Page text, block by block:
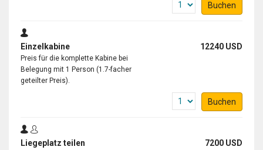
Buchen
Einzelkabine 12240 USD
Preis für die komplette Kabine bei
Belegung mit 1 Person (1.7-facher
geteilter Preis).
Buchen
Liegeplatz teilen 7200 USD